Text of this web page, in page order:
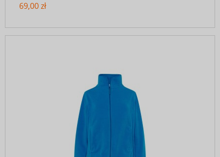
69,00 zł